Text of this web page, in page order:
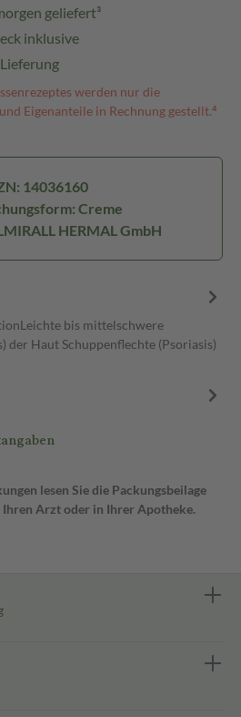
geliefert³
inklusive
werden nur die
Eigenanteile in Rechnung gestellt.⁴
14036160
Creme
HERMAL GmbH
bis mittelschwere
der Haut Schuppenflechte (Psoriasis)
lesen Sie die Packungsbeilage
Arzt oder in Ihrer Apotheke.